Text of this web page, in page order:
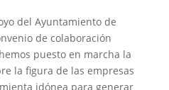
del Ayuntamiento de
de colaboración
puesto en marcha la
la figura de las empresas
idónea para generar